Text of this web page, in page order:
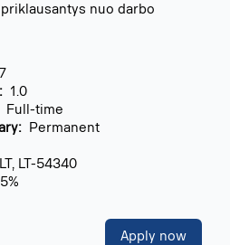
nuo darbo
1.0
Full-time
Permanent
LT-54340
Apply now